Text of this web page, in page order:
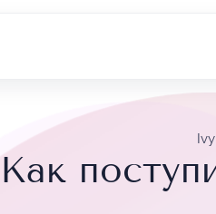
Как